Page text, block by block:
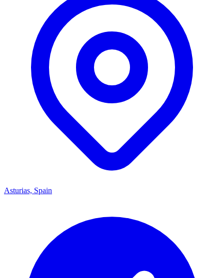
Asturias, Spain